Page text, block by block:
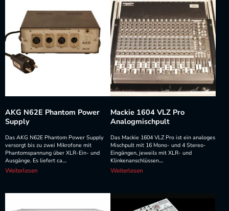
AKG N62E Phantom Power
Supply
Das AKG N62E Phantom Power Supply
versorgt bis zu zwei Mikrofone mit
Phantomspannung über XLR-Ein- und
Ausgänge. Es liefert ca....
Weiterlesen
Mackie 1604 VLZ Pro
Analogmischpult
Das Mackie 1604 VLZ Pro ist ein analoges
Mischpult mit 16 Mono- und 4 Stereo-
Eingängen, jeweils mit XLR- und
Klinkenanschlüssen....
Weiterlesen